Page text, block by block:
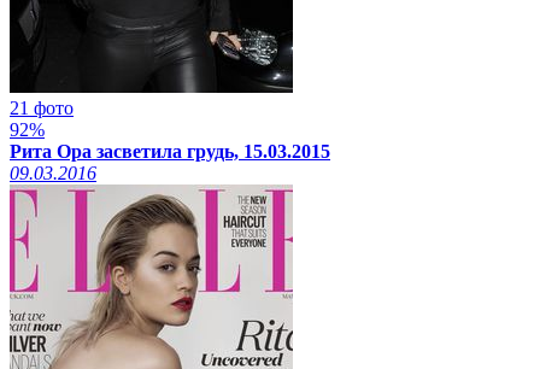
21 фото
92%
Рита Ора засветила грудь, 15.03.2015
09.03.2016